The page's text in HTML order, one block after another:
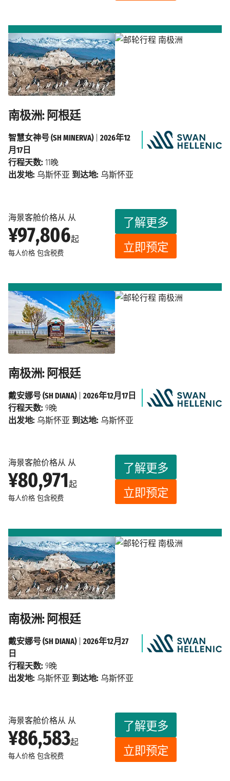
南极洲: 阿根廷
海景客舱价格从 从
¥97,806起
每人价格 包含税费
了解更多
立即预定
智慧女神号 (SH MINERVA)| 2026年12
月17日
行程天数: 11晚
出发地: 乌斯怀亚 到达地: 乌斯怀亚
南极洲: 阿根廷
海景客舱价格从 从
¥80,971起
每人价格 包含税费
了解更多
立即预定
戴安娜号 (SH DIANA)| 2026年12月17日
行程天数: 9晚
出发地: 乌斯怀亚 到达地: 乌斯怀亚
南极洲: 阿根廷
海景客舱价格从 从
¥86,583起
每人价格 包含税费
了解更多
立即预定
戴安娜号 (SH DIANA)| 2026年12月27
日
行程天数: 9晚
出发地: 乌斯怀亚 到达地: 乌斯怀亚